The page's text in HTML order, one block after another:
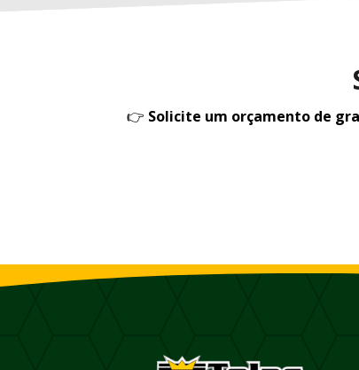
👉 Solicite um orçamento de